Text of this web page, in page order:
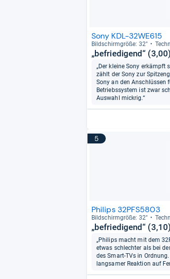
Sony KDL-32WE615
Bild­schirm­größe: 32"
„befriedigend“
„Der kleine Sony
zählt der Sony zur
Sony an den Anschlüssen
Betriebssystem ist zwar
Auswahl mickrig.“
5
Philips 32PFS5803
Bild­schirm­größe: 32"
„befriedigend“ (3,10)
„Philips macht mit dem
etwas schlechter als bei
des Smart-TVs in
langsamer Reaktion auf